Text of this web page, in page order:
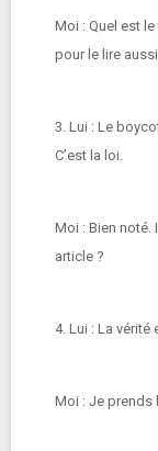
Moi : Quel est
pour le lire
3. Lui : Le
C’est la loi.
Moi : Bien noté.
article ?
4. Lui : La
Moi : Je prends